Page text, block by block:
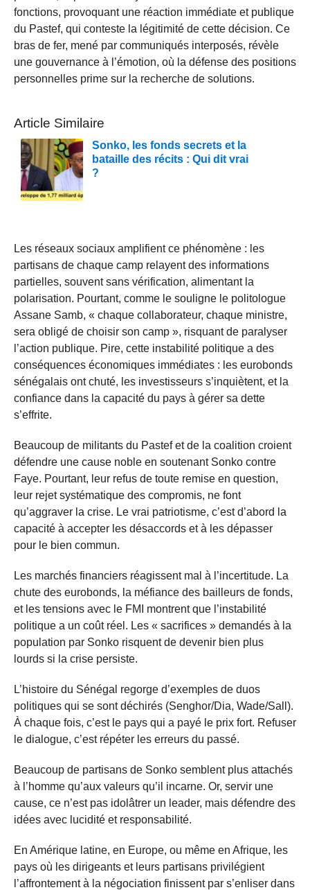
fonctions, provoquant une réaction immédiate et publique
du Pastef, qui conteste la légitimité de cette décision. Ce
bras de fer, mené par communiqués interposés, révèle
une gouvernance à l’émotion, où la défense des positions
personnelles prime sur la recherche de solutions.
Article Similaire
Sonko, les fonds secrets et la
bataille des récits : Qui dit vrai
?
Les réseaux sociaux amplifient ce phénomène : les
partisans de chaque camp relayent des informations
partielles, souvent sans vérification, alimentant la
polarisation. Pourtant, comme le souligne le politologue
Assane Samb, « chaque collaborateur, chaque ministre,
sera obligé de choisir son camp », risquant de paralyser
l’action publique. Pire, cette instabilité politique a des
conséquences économiques immédiates : les eurobonds
sénégalais ont chuté, les investisseurs s’inquiètent, et la
confiance dans la capacité du pays à gérer sa dette
s’effrite.
Beaucoup de militants du Pastef et de la coalition croient
défendre une cause noble en soutenant Sonko contre
Faye. Pourtant, leur refus de toute remise en question,
leur rejet systématique des compromis, ne font
qu’aggraver la crise. Le vrai patriotisme, c’est d’abord la
capacité à accepter les désaccords et à les dépasser
pour le bien commun.
Les marchés financiers réagissent mal à l’incertitude. La
chute des eurobonds, la méfiance des bailleurs de fonds,
et les tensions avec le FMI montrent que l’instabilité
politique a un coût réel. Les « sacrifices » demandés à la
population par Sonko risquent de devenir bien plus
lourds si la crise persiste.
L’histoire du Sénégal regorge d’exemples de duos
politiques qui se sont déchirés (Senghor/Dia, Wade/Sall).
À chaque fois, c’est le pays qui a payé le prix fort. Refuser
le dialogue, c’est répéter les erreurs du passé.
Beaucoup de partisans de Sonko semblent plus attachés
à l’homme qu’aux valeurs qu’il incarne. Or, servir une
cause, ce n’est pas idolâtrer un leader, mais défendre des
idées avec lucidité et responsabilité.
En Amérique latine, en Europe, ou même en Afrique, les
pays où les dirigeants et leurs partisans privilégient
l’affrontement à la négociation finissent par s’enliser dans